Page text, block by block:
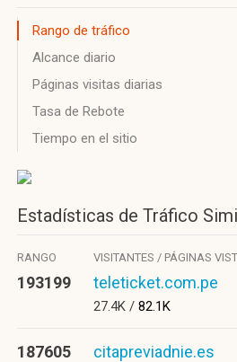
Rango de tráfico
Alcance diario
Páginas visitas diarias
Tasa de Rebote
Tiempo en el sitio
Estadísticas de Tráfico
RANGO VISITANTES / PÁGINAS
193199 teleticket.com.pe
27.4K / 82.1K
187605 citapreviadnie.es